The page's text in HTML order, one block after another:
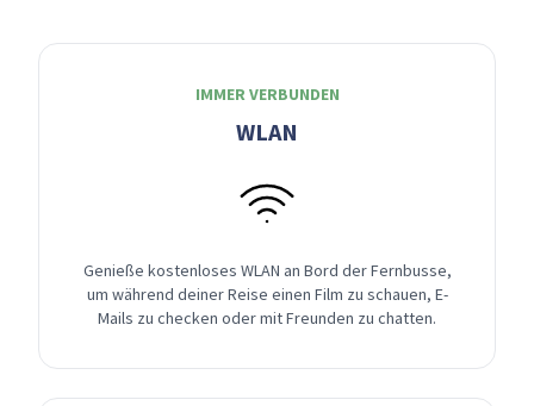
IMMER VERBUNDEN
WLAN
Genieße kostenloses WLAN an Bord der Fernbusse,
um während deiner Reise einen Film zu schauen, E-
Mails zu checken oder mit Freunden zu chatten.